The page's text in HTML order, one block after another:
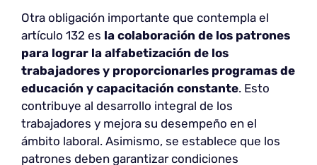
Otra obligación importante que contempla el
artículo 132 es la colaboración de los patrones
para lograr la alfabetización de los
trabajadores y proporcionarles programas de
educación y capacitación constante. Esto
contribuye al desarrollo integral de los
trabajadores y mejora su desempeño en el
ámbito laboral. Asimismo, se establece que los
patrones deben garantizar condiciones